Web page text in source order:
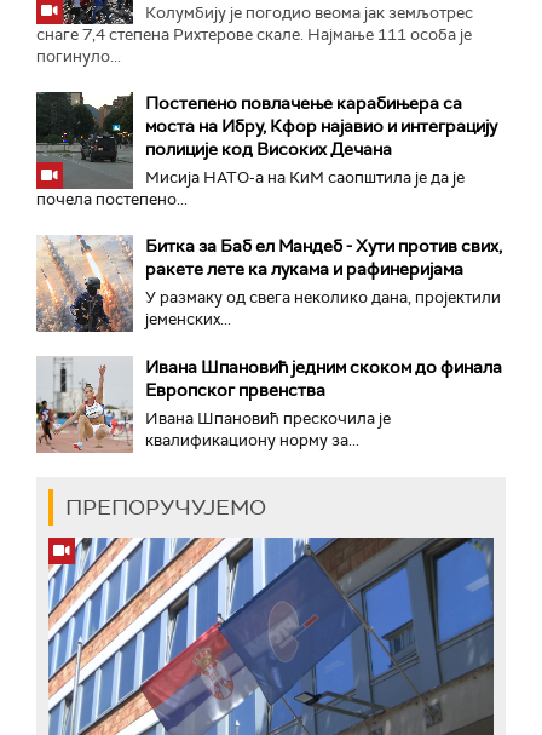
Колумбију је погодио веома јак земљотрес
снаге 7,4 степена Рихтерове скале. Најмање 111 особа је
погинуло...
Постепено повлачење карабињера са
моста на Ибру, Кфор најавио и интеграцију
полиције код Високих Дечана
Мисија НАТО-а на КиМ саопштила је да је
почела постепено...
Битка за Баб ел Мандеб - Хути против свих,
ракете лете ка лукама и рафинеријама
У размаку од свега неколико дана, пројектили
јеменских...
Ивана Шпановић једним скоком до финала
Европског првенства
Ивана Шпановић прескочила је
квалификациону норму за...
ПРЕПОРУЧУЈЕМО